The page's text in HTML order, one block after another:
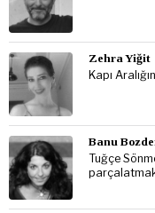
Zehra Yiğit
Kapı
Banu
Tuğçe